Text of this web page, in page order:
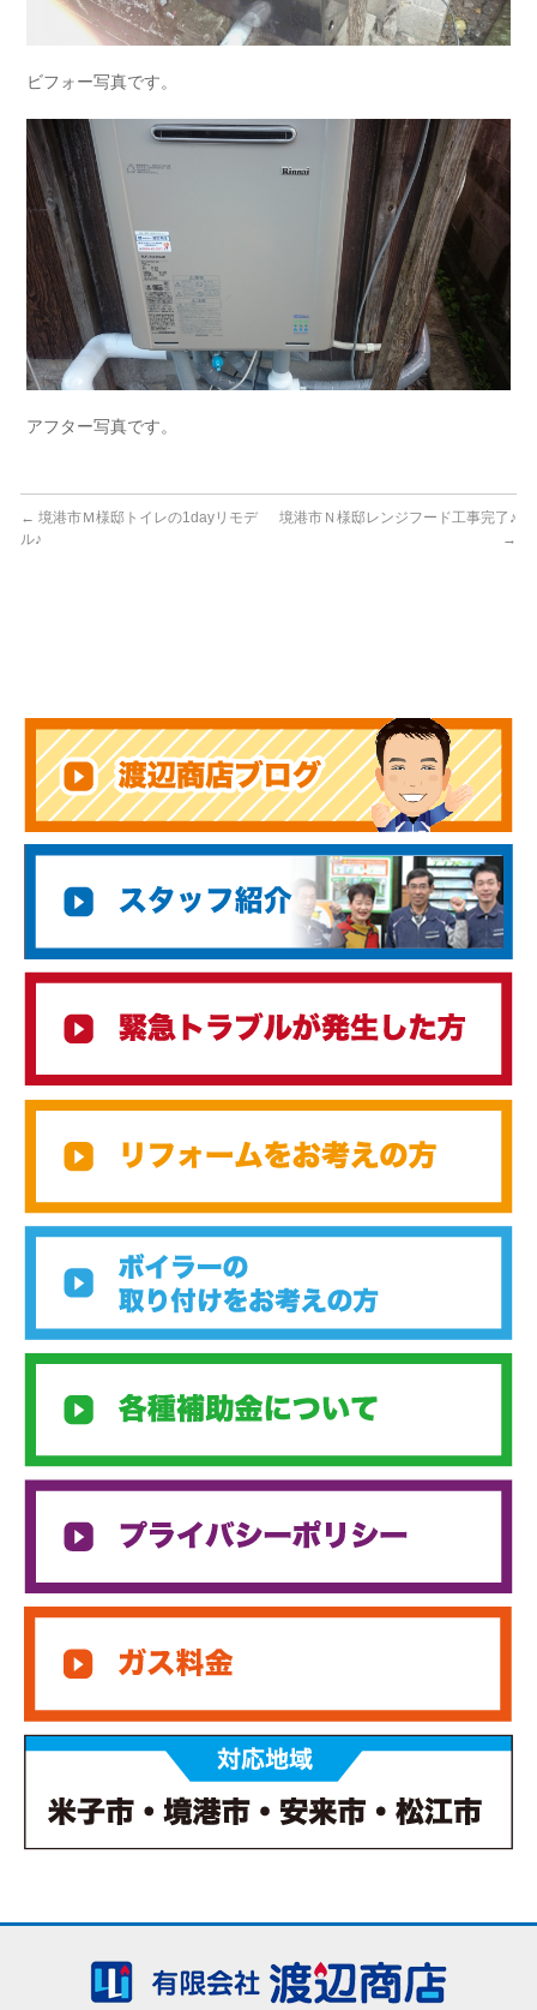
ビフォー写真です。
アフター写真です。
← 境港市Ｍ様邸トイレの1dayリモデ
ル♪
境港市Ｎ様邸レンジフード工事完了♪
→